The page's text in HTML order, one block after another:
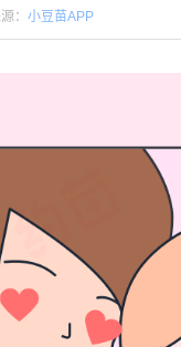
： 小豆苗APP